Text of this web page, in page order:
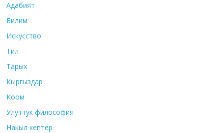
Адабият
Билим
Искусство
Тил
Тарых
Кыргыздар
Коом
Улуттук философия
Накыл кептер